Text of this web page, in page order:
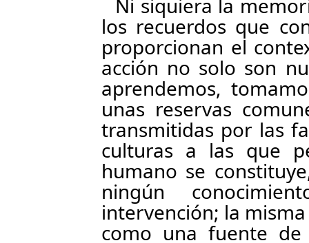
Ni siquiera la
los recuerdos que
proporcionan el
acción no solo son
aprendemos,
unas reservas
transmitidas por las
culturas a las que
humano se
ningún
intervención; la
como una fuente de